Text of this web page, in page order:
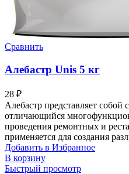
Сравнить
Алебастр Unis 5 кг
28 ₽
Алебастр представляет собой
отличающийся
проведения ремонтных и
применяется для создания
Добавить в Избранное
В корзину
Быстрый просмотр